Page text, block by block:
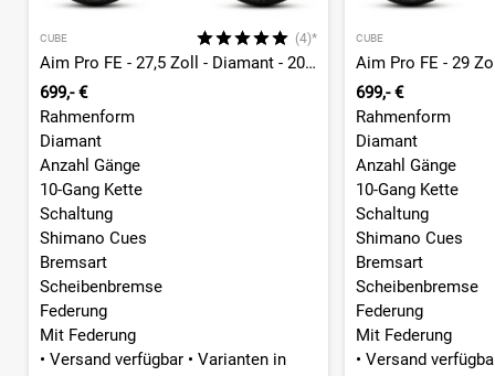
CUBE (4)*
Aim Pro FE - 27,5 Zoll - Diamant - 2026
699,- €
Rahmenform
Diamant
Anzahl Gänge
10-Gang Kette
Schaltung
Shimano Cues
Bremsart
Scheibenbremse
Federung
Mit Federung
• Versand verfügbar • Varianten in
CUBE
Aim Pro FE - 29
699,- €
Rahmenform
Diamant
Anzahl Gänge
10-Gang Kette
Schaltung
Shimano Cues
Bremsart
Scheibenbremse
Federung
Mit Federung
• Versand